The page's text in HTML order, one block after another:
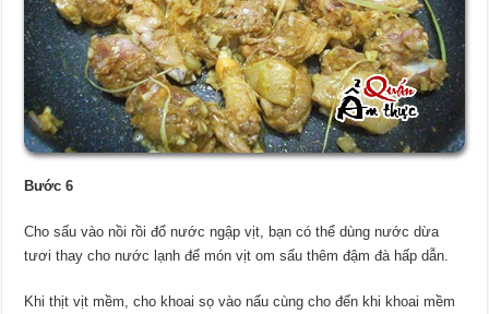
Bước 6
Cho sấu vào nồi rồi đổ nước ngập vịt, bạn có thể dùng nước dừa
tươi thay cho nước lạnh để món vịt om sấu thêm đậm đà hấp dẫn.
Khi thịt vịt mềm, cho khoai sọ vào nấu cùng cho đến khi khoai mềm